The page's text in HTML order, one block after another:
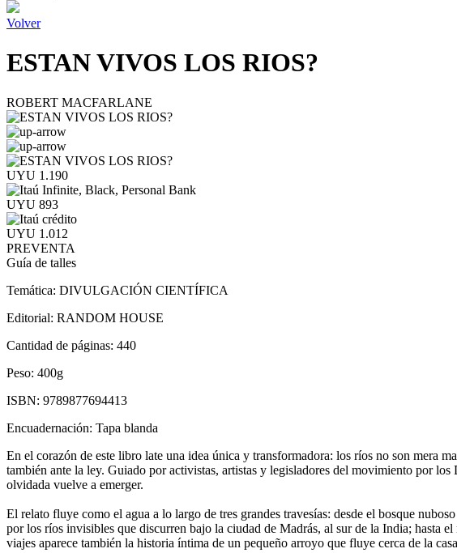
Volver
ESTAN VIVOS LOS RIOS?
ROBERT MACFARLANE
UYU 1.190
UYU 893
UYU 1.012
PREVENTA
Guía de talles
Temática: DIVULGACIÓN CIENTÍFICA
Editorial: RANDOM HOUSE
Cantidad de páginas: 440
Peso: 400g
ISBN: 9789877694413
Encuadernación: Tapa blanda
En el corazón de este libro late una idea única y transformadora: los ríos no son mera
también ante la ley. Guiado por activistas, artistas y legisladores del movimiento por
olvidada vuelve a emerger.
El relato fluye como el agua a lo largo de tres grandes travesías: desde el bosque
por los ríos invisibles que discurren bajo la ciudad de Madrás, al sur de la India; hasta
viajes aparece también la historia íntima de un pequeño arroyo que fluye cerca de la